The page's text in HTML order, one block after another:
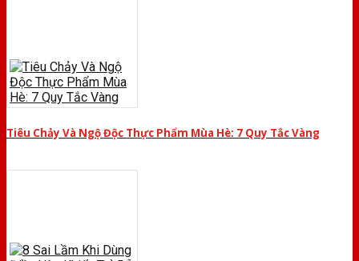
Tiêu Chảy Và Ngộ Độc Thực Phẩm Mùa Hè: 7 Quy Tắc Vàng